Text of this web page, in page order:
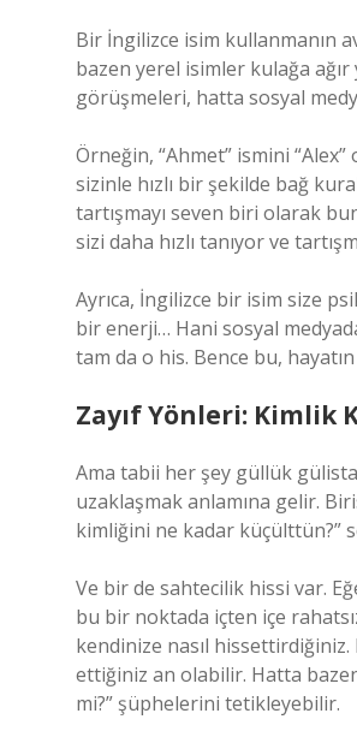
Bir İngilizce isim kullanmanın
bazen yerel isimler kulağa
görüşmeleri, hatta sosyal
Örneğin, “Ahmet” ismini
sizinle hızlı bir şekilde bağ
tartışmayı seven biri olarak
sizi daha hızlı tanıyor ve
Ayrıca, İngilizce bir isim size
bir enerji… Hani sosyal
tam da o his. Bence bu,
Zayıf Yönleri: Kimlik
Ama tabii her şey güllük
uzaklaşmak anlamına gelir.
kimliğini ne kadar küçülttün?”
Ve bir de sahtecilik hissi var.
bu bir noktada içten içe
kendinize nasıl
ettiğiniz an olabilir. Hatta
mi?” şüphelerini tetikleyebilir.